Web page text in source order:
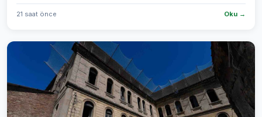
21 saat önce Oku →